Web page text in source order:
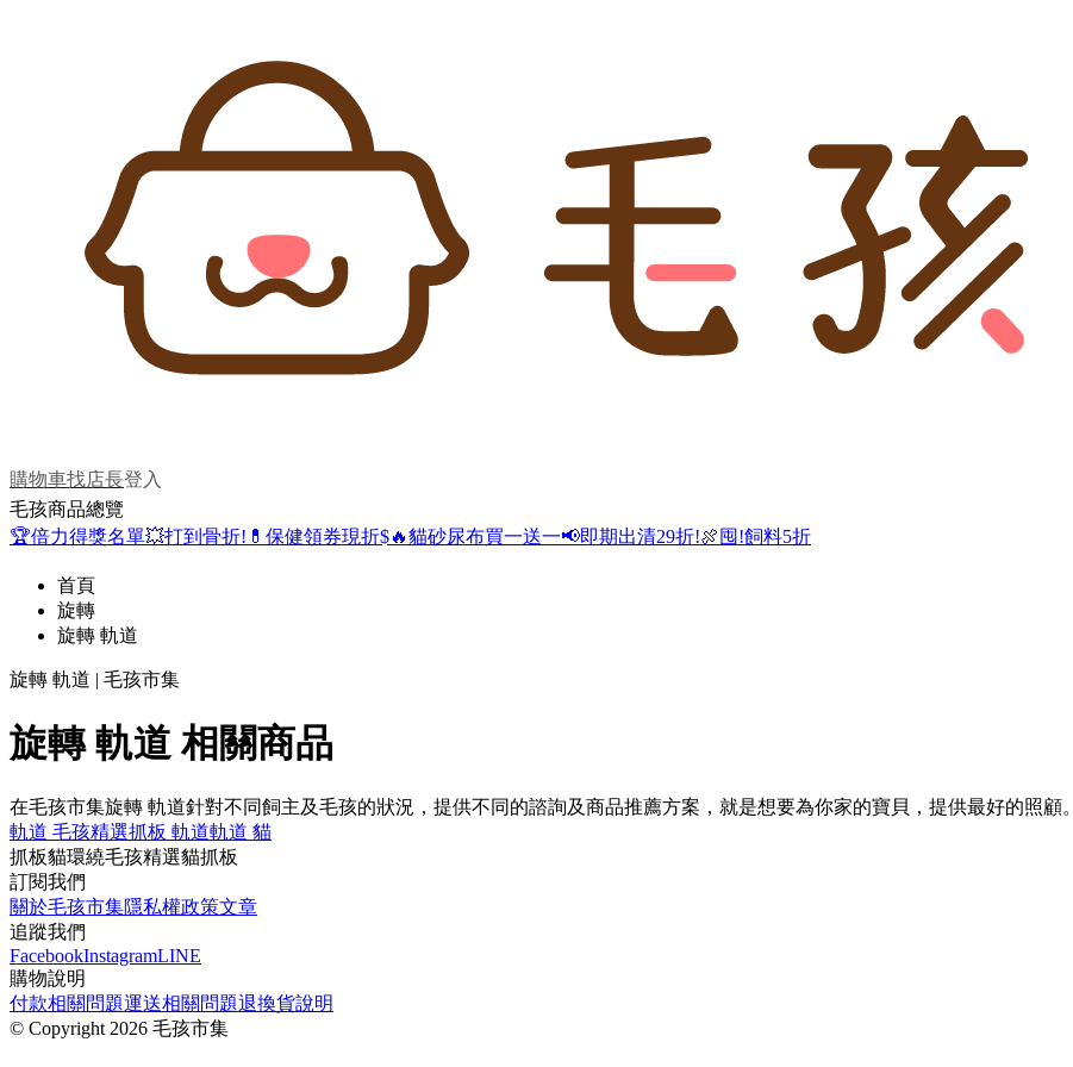
購物車找店長登入
毛孩商品總覽
🏆倍力得獎名單💥打到骨折! 💊保健領券現折$🔥貓砂尿布買一送一📢即期出清29折!🍖囤!飼料5折
首頁
旋轉
旋轉 軌道
旋轉 軌道 | 毛孩市集
旋轉 軌道 相關商品
在毛孩市集旋轉 軌道針對不同飼主及毛孩的狀況，提供不同的諮詢及商品推薦方案，就是想要為你家的寶貝，提供最好的照顧。
軌道 毛孩精選抓板 軌道軌道 貓
抓板貓環繞毛孩精選貓抓板
訂閱我們
關於毛孩市集隱私權政策文章
追蹤我們
FacebookInstagramLINE
購物說明
付款相關問題運送相關問題退換貨說明
© Copyright 2026 毛孩市集